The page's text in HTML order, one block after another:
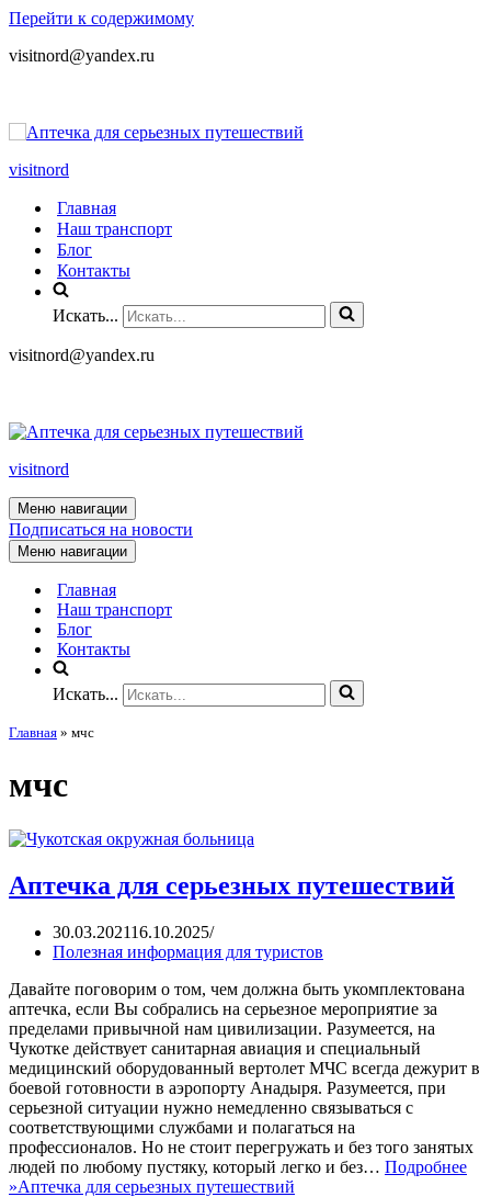
Перейти к содержимому
visitnord@yandex.ru
visitnord
Главная
Наш транспорт
Блог
Контакты
Искать...
visitnord@yandex.ru
visitnord
Меню навигации
Подписаться на новости
Меню навигации
Главная
Наш транспорт
Блог
Контакты
Искать...
Главная » мчс
мчс
Аптечка для серьезных путешествий
30.03.202116.10.2025
Полезная информация для туристов
Давайте поговорим о том, чем должна быть укомплектована
аптечка, если Вы собрались на серьезное мероприятие за
пределами привычной нам цивилизации. Разумеется, на
Чукотке действует санитарная авиация и специальный
медицинский оборудованный вертолет МЧС всегда дежурит в
боевой готовности в аэропорту Анадыря. Разумеется, при
серьезной ситуации нужно немедленно связываться с
соответствующими службами и полагаться на
профессионалов. Но не стоит перегружать и без того занятых
людей по любому пустяку, который легко и без… Подробнее
»Аптечка для серьезных путешествий